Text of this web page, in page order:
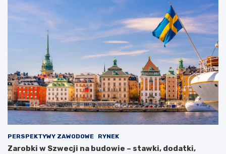
PERSPEKTYWY ZAWODOWE RYNEK
Zarobki w Szwecji na budowie – stawki, dodatki,